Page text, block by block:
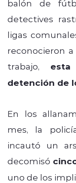
balón de
detectives
ligas
reconocieron a
trabajo,
detención de
En los
mes, la
incautó un
decomisó
uno de los